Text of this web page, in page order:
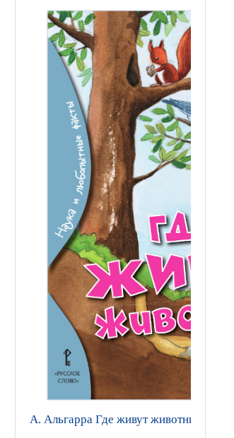
А. Альгарра Где живут животные